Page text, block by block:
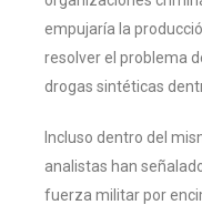
empujaría la
resolver el problema
drogas sintéticas
Incluso dentro del
analistas han
fuerza militar por